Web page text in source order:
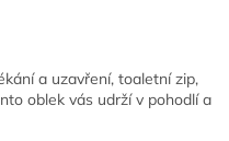
a uzavření, toaletní zip,
oblek vás udrží v pohodlí a